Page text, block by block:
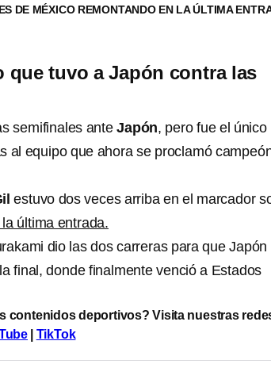
DE MÉXICO REMONTANDO EN LA ÚLTIMA
que tuvo a Japón contra las
semifinales anteJapón, pero fue el único
al equipo que ahora se proclamó
estuvo dos veces arriba en el marcador
última entrada.
dio las dos carreras para que Japón
final, donde finalmente venció a Estados
contenidos deportivos? Visita nuestras
TikTok